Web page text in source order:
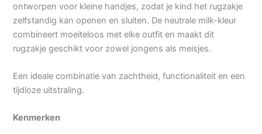
ontworpen voor kleine handjes, zodat je kind het rugzakje
zelfstandig kan openen en sluiten. De neutrale milk-kleur
combineert moeiteloos met elke outfit en maakt dit
rugzakje geschikt voor zowel jongens als meisjes.
Een ideale combinatie van zachtheid, functionaliteit en een
tijdloze uitstraling.
Kenmerken